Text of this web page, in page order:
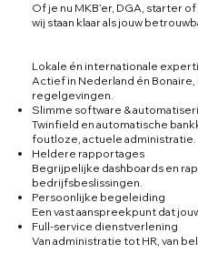
Of je nu MKB’er, DGA, starter
wij staan klaar als jouw
Lokale én internationale
Actief in Nederland én
regelgevingen.
Slimme software &
Twinfield en automatische
foutloze, actuele administratie.
Heldere rapportages
Begrijpelijke dashboards en
bedrijfsbeslissingen.
Persoonlijke begeleiding
Een vast aanspreekpunt dat
Full-service dienstverlening
Van administratie tot HR, van